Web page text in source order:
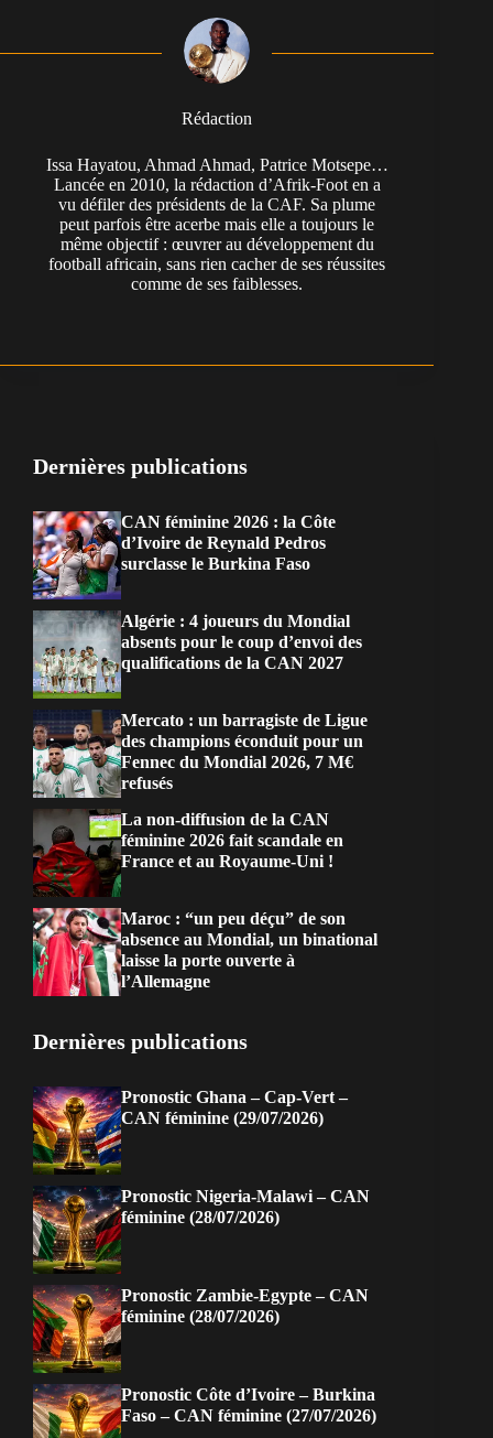
Rédaction
Issa Hayatou, Ahmad Ahmad, Patrice Motsepe…
Lancée en 2010, la rédaction d’Afrik-Foot en a
vu défiler des présidents de la CAF. Sa plume
peut parfois être acerbe mais elle a toujours le
même objectif : œuvrer au développement du
football africain, sans rien cacher de ses réussites
comme de ses faiblesses.
Dernières publications
CAN féminine 2026 : la Côte
d’Ivoire de Reynald Pedros
surclasse le Burkina Faso
Algérie : 4 joueurs du Mondial
absents pour le coup d’envoi des
qualifications de la CAN 2027
Mercato : un barragiste de Ligue
des champions éconduit pour un
Fennec du Mondial 2026, 7 M€
refusés
La non-diffusion de la CAN
féminine 2026 fait scandale en
France et au Royaume-Uni !
Maroc : “un peu déçu” de son
absence au Mondial, un binational
laisse la porte ouverte à
l’Allemagne
Dernières publications
Pronostic Ghana – Cap-Vert –
CAN féminine (29/07/2026)
Pronostic Nigeria-Malawi – CAN
féminine (28/07/2026)
Pronostic Zambie-Egypte – CAN
féminine (28/07/2026)
Pronostic Côte d’Ivoire – Burkina
Faso – CAN féminine (27/07/2026)